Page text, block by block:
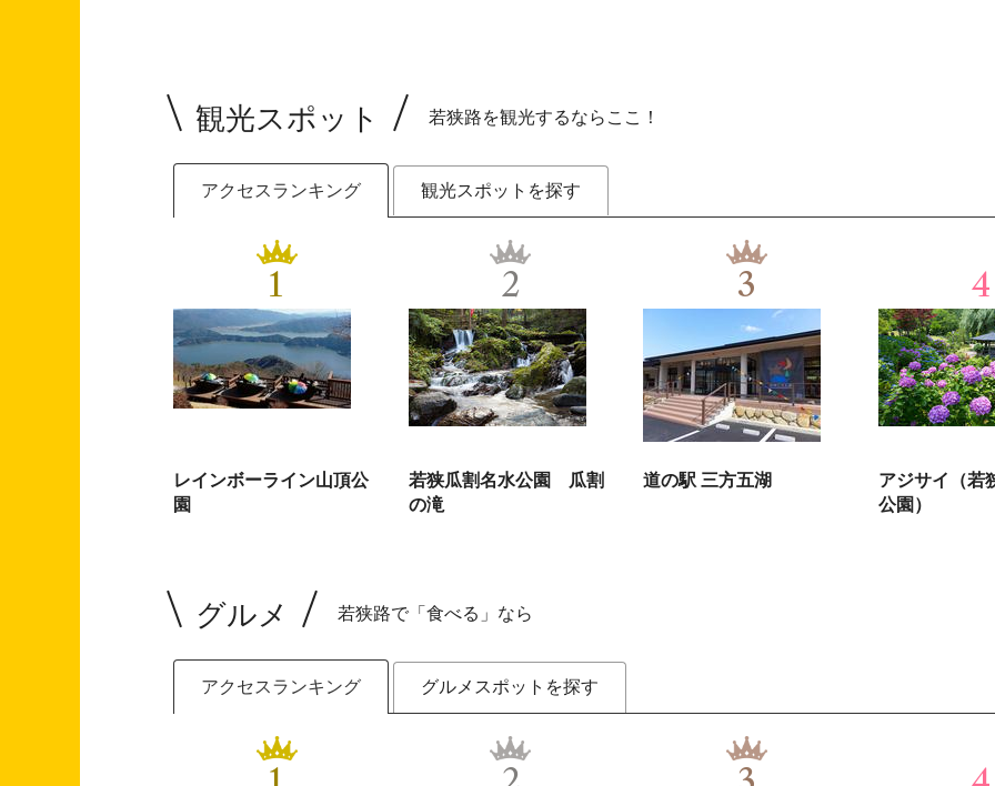
観光スポット 若狭路を観光するならここ！
アクセスランキング 観光スポットを探す
1
レインボーライン山頂公
園
2
若狭瓜割名水公園 瓜割
の滝
3
道の駅 三方五湖
4
アジサイ（若
公園）
グルメ 若狭路で「食べる」なら
アクセスランキング グルメスポットを探す